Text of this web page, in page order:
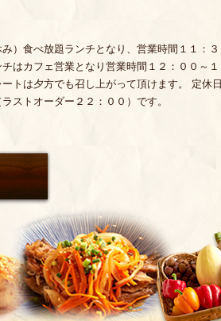
）食べ放題ランチとなり、営業時間１１：３
はカフェ営業となり営業時間１２：００～１
トは夕方でも召し上がって頂けます。 定休日
ストオーダー２２：００）です。